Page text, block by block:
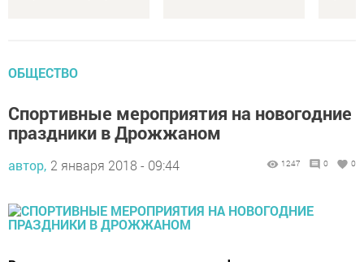
ОБЩЕСТВО
Спортивные мероприятия на новогодние
праздники в Дрожжаном
автор, 2 января 2018 - 09:44 1247 0 0